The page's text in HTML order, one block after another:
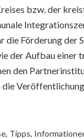
bzw. der
die Förderung der
der Aufbau einer
den
die
Tipps,